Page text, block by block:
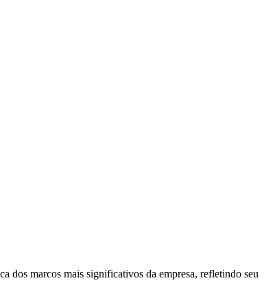
dos marcos mais significativos da empresa, refletindo seu